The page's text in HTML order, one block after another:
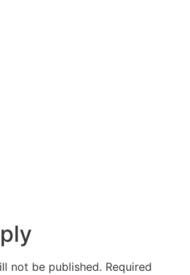
not be published. Required